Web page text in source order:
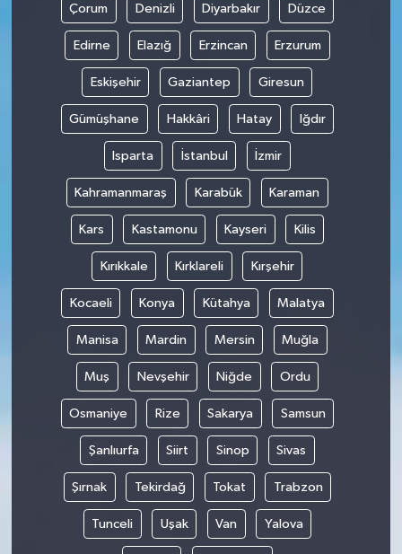
Çorum Denizli Diyarbakır Düzce
Edirne Elazığ Erzincan Erzurum
Eskişehir Gaziantep Giresun
Gümüşhane Hakkâri Hatay Iğdır
Isparta İstanbul İzmir
Kahramanmaraş Karabük Karaman
Kars Kastamonu Kayseri Kilis
Kırıkkale Kırklareli Kırşehir
Kocaeli Konya Kütahya Malatya
Manisa Mardin Mersin Muğla
Muş Nevşehir Niğde Ordu
Osmaniye Rize Sakarya Samsun
Şanlıurfa Siirt Sinop Sivas
Şırnak Tekirdağ Tokat Trabzon
Tunceli Uşak Van Yalova